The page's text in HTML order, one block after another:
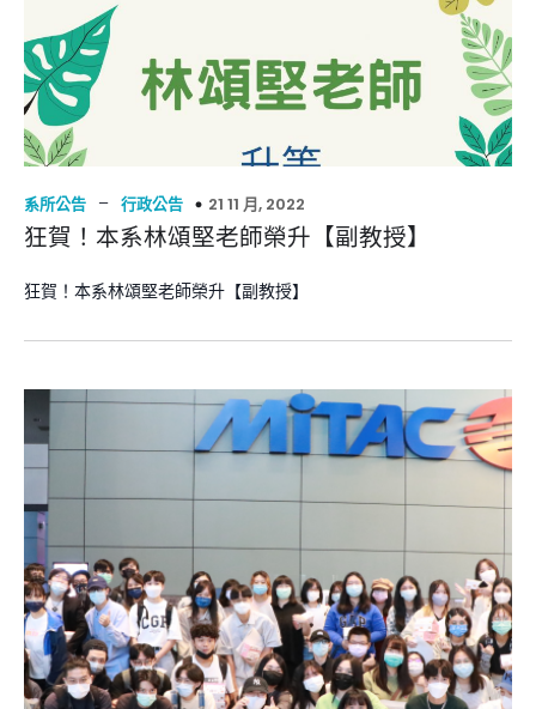
系所公告 – 行政公告 21 11 月, 2022
狂賀！本系林頌堅老師榮升【副教授】
狂賀！本系林頌堅老師榮升【副教授】